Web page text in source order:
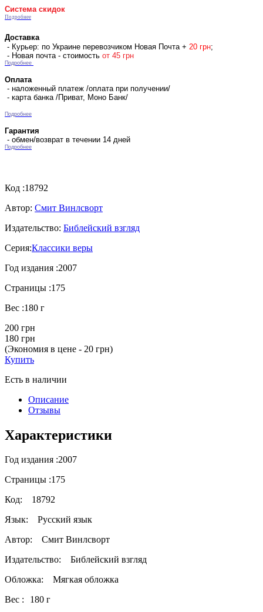
Система скидок
Подробнее
Доставка
- Курьер: по Украине перевозчиком Новая Почта + 20 грн;
- Новая почта - стоимость от 45 грн
Подробнее
Оплата
- наложенный платеж /оплата при получении/
- карта банка /Приват, Моно Банк/
Подробнее
Гарантия
- обмен/возврат в течении 14 дней
Подробнее
Код :18792
Автор: Смит Винлсворт
Издательство: Библейский взгляд
Серия:Классики веры
Год издания :2007
Страницы :175
Вес :180 г
200 грн
180 грн
(Экономия в цене - 20 грн)
Купить
Есть в наличии
Описание
Отзывы
Характеристики
Год издания :2007
Страницы :175
Код: 18792
Язык: Русский язык
Автор:
Смит Винлсворт
Издательство:
Библейский взгляд
Обложка: Мягкая обложка
Вес :
180 г